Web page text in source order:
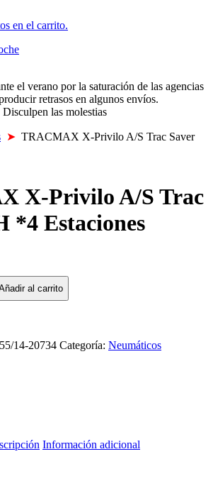
en el carrito.
el verano por la saturación de las agencias
retrasos en algunos envíos.
Disculpen las molestias
➤ TRACMAX X-Privilo A/S Trac Saver
X-Privilo A/S Trac
*4 Estaciones
al carrito
14-20734 Categoría: Neumáticos
Información adicional